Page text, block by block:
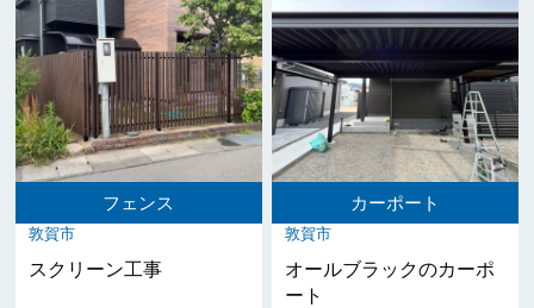
フェンス
敦賀市
スクリーン工事
カーポート
敦賀市
オールブラックのカーポ
ート